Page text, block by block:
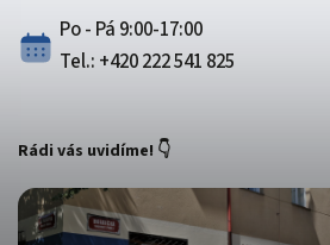
Po - Pá 9:00-17:00
Tel.: +420 222 541 825
Rádi vás uvidíme! 👇